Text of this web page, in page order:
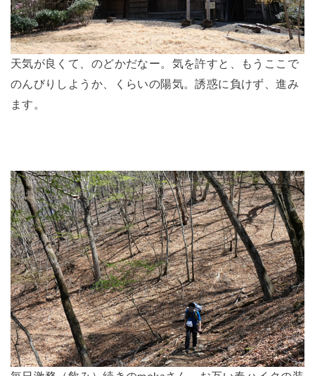
天気が良くて、のどかだなー。気を許すと、もうここで
のんびりしようか、くらいの陽気。誘惑に負けず、進み
ます。